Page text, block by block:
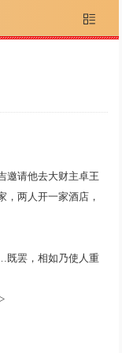

邀请他去大财主卓王
两人开一家酒店，
既罢，相如乃使人重